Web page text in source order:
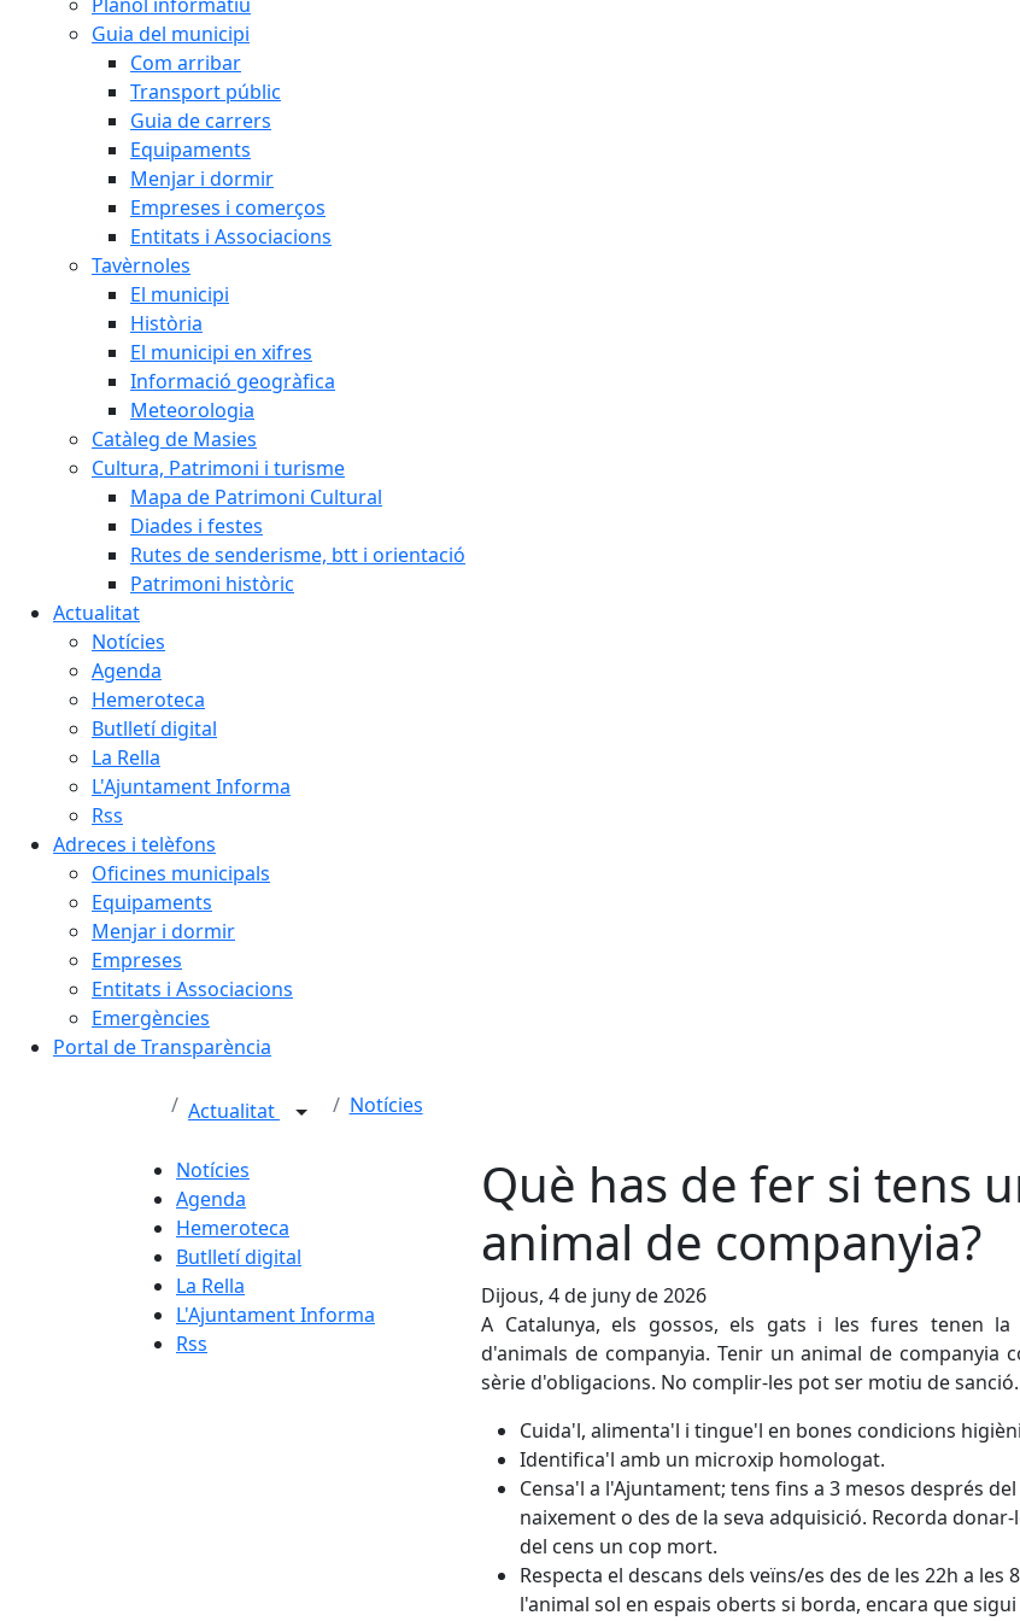
Guia del municipi
Com arribar
Transport públic
Guia de carrers
Equipaments
Menjar i dormir
Empreses i comerços
Entitats i Associacions
Tavèrnoles
El municipi
Història
El municipi en xifres
Informació geogràfica
Meteorologia
Catàleg de Masies
Cultura, Patrimoni i turisme
Mapa de Patrimoni Cultural
Diades i festes
Rutes de senderisme, btt i orientació
Patrimoni històric
Actualitat
Notícies
Agenda
Hemeroteca
Butlletí digital
La Rella
L'Ajuntament Informa
Rss
Adreces i telèfons
Oficines municipals
Equipaments
Menjar i dormir
Empreses
Entitats i Associacions
Emergències
Portal de Transparència
Actualitat Notícies
Notícies
Agenda
Hemeroteca
Butlletí digital
La Rella
L'Ajuntament Informa
Rss
Què has de fer si tens
animal de companyia?
Dijous, 4 de juny de 2026
A Catalunya, els gossos, els gats i les fures tenen la
d'animals de companyia. Tenir un animal de companyia
sèrie d'obligacions. No complir-les pot ser motiu de sanció.
Cuida'l, alimenta'l i tingue'l en bones condicions
Identifica'l amb un microxip homologat.
Censa'l a l'Ajuntament; tens fins a 3 mesos després del
naixement o des de la seva adquisició. Recorda donar-
del cens un cop mort.
Respecta el descans dels veïns/es des de les 22h a les
l'animal sol en espais oberts si borda, encara que sigui